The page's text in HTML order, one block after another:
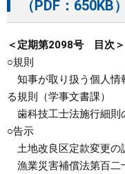
（PDF：650KB）
＜定期第2098号 目次＞
○規則
知事が取り扱う個人情
る規則（学事文書課）
歯科技工士法施行細則
○告示
土地改良区定款変更の
漁業災害補償法第百二